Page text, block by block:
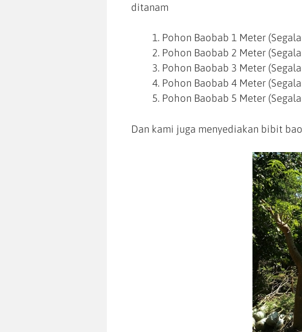
ditanam
Pohon Baobab 1 Meter
Pohon Baobab 2 Meter
Pohon Baobab 3 Meter
Pohon Baobab 4 Meter
Pohon Baobab 5 Meter
Dan kami juga menyediakan bibit